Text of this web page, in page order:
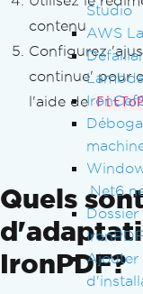
Studio
AWS
Lambda
.Net6
Ajouter
contenu
Configurez
continue' pour
l'aide de
Quels
IronPDF?